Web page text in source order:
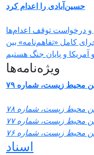
حسین‌آبادی را اعدام کرد
و درخواست توقف اعدام‌ها
کامل «تفاهم‌نامه» بین
ویژه‌نامه‌ها
محیط زیست، شماره ۷۹
محیط زیست، شماره ۷۸
محیط زیست، شماره ۷۷
محیط زیست، شماره ۷۶
اسناد